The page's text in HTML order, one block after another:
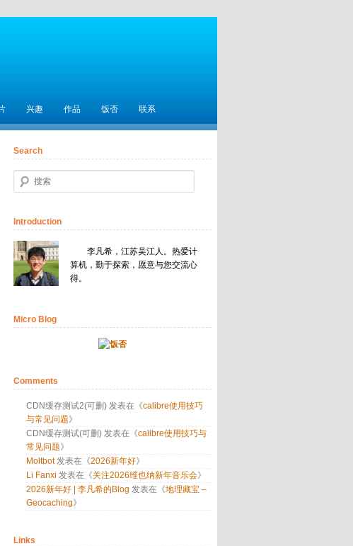
域 兴趣 作品 饭否 联系
Search
搜索
Introduction
李凡希，江苏吴江人。热爱计
算机，勤于探索，愿意与您交流心
得。
Micro Blog
Comments
CDN缓存测试2(可删) 发表在《calibre使用技巧
与常见问题》
CDN缓存测试(可删) 发表在《calibre使用技巧与
常见问题》
Moltbot发表在《2026新年好》
Li Fanxi 发表在《关注2026维也纳新年音乐会》
2026新年好 | 李凡希的Blog 发表在《地理藏宝 –
Geocaching》
Links